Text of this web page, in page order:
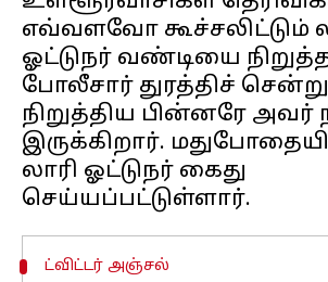
எவ்வளவோ கூச்சலிட்டும்
ஓட்டுநர் வண்டியை
போலீசார் துரத்திச் சென்று
நிறுத்திய பின்னரே அவர்
இருக்கிறார்.
லாரி ஓட்டுநர் கைது
ட்விட்டர் அஞ்சல்